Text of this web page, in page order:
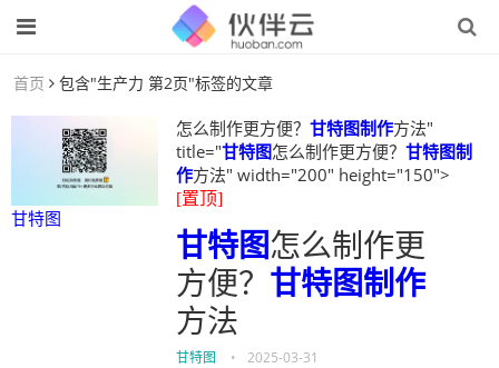
首页 包含"生产力 第2页"标签的文章
甘特图
怎么制作更方便？ 甘特图制作方法"
title="甘特图怎么制作更方便？ 甘特图制
作方法" width="200" height="150">
[置顶]
甘特图怎么制作更
方便？ 甘特图制作
方法
甘特图 • 2025-03-31